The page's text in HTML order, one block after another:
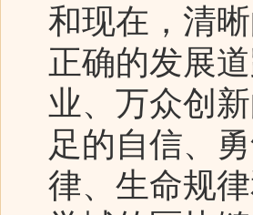
和现在，清
正确的发展
业、万众创
足的自信、
律、生命规